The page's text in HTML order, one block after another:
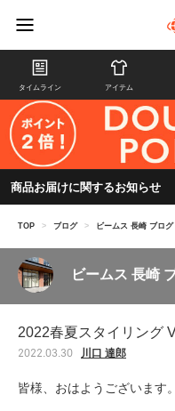
タイムライン アイテム
商品お届けに関するお知らせ
TOP > ブログ > ビームス 長崎 ブログ
ビームス 長崎
2022春夏スタイリング
2022.03.30 川口 達郎
皆様、おはようございます。